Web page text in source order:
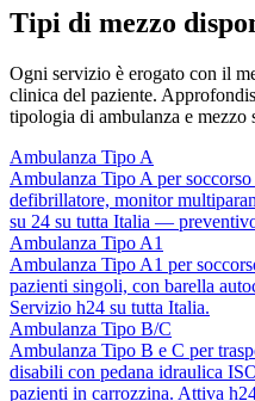
Tipi di mezzo
Ogni servizio è erogato con il
clinica del paziente.
tipologia di ambulanza e mezzo
Ambulanza Tipo A
Ambulanza Tipo A per
defibrillatore, monitor
su 24 su tutta Italia —
Ambulanza Tipo A1
Ambulanza Tipo A1 per
pazienti singoli, con barella
Servizio h24 su tutta Italia.
Ambulanza Tipo B/C
Ambulanza Tipo B e C per
disabili con pedana idraulica
pazienti in carrozzina. Attiva